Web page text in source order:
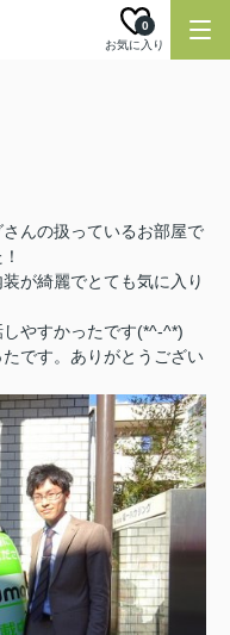
お気に入り
0
んの扱っているお部屋で
が綺麗でとても気に入り
やすかったです(*^-^*)
です。ありがとうござい